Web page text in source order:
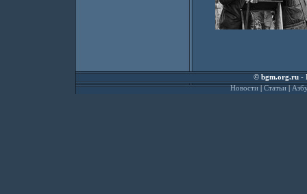
©bgm.org.ru-
Новости|Статьи|